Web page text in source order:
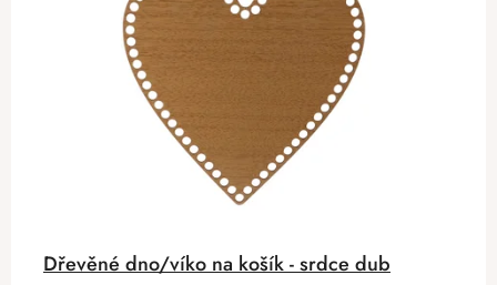
Dřevěné dno/víko na košík - srdce dub